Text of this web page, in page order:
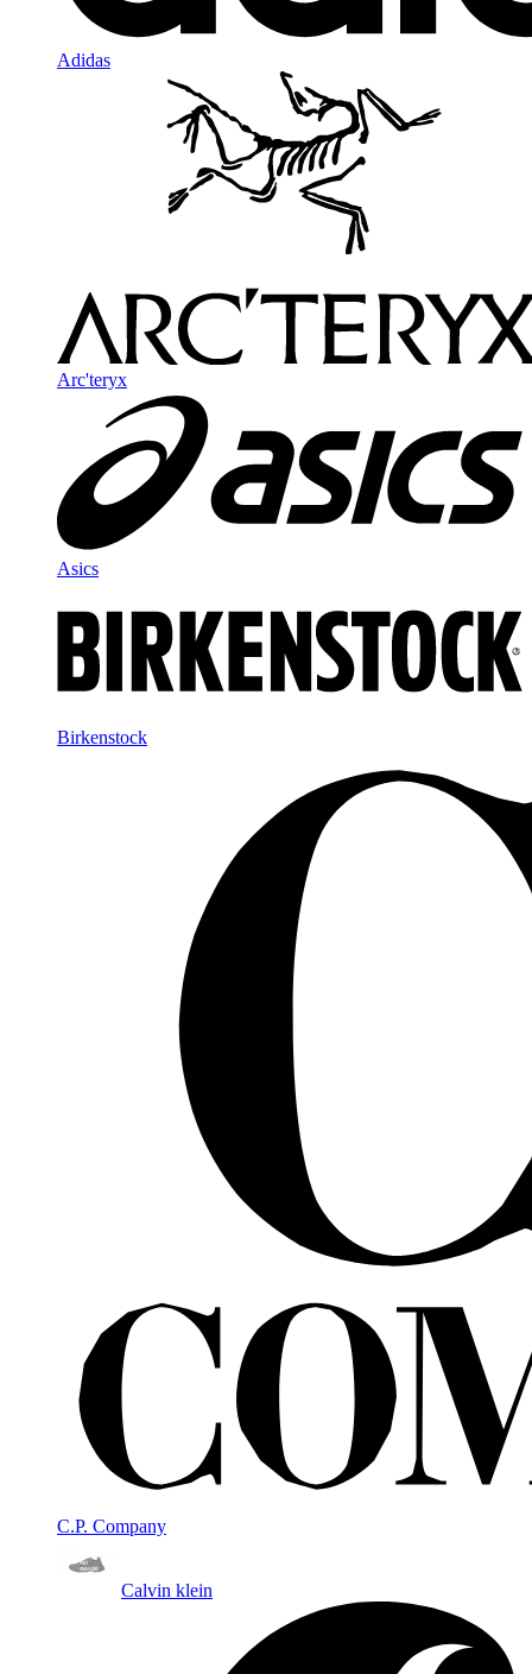
Adidas
Arc'teryx
Asics
Birkenstock
C.P. Company
Calvin klein